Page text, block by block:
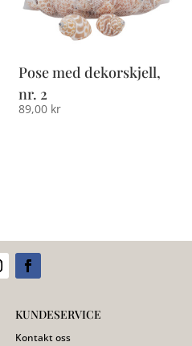
Pose med dekorskjell,
nr. 2
89,00 kr
KUNDESERVICE
Kontakt oss